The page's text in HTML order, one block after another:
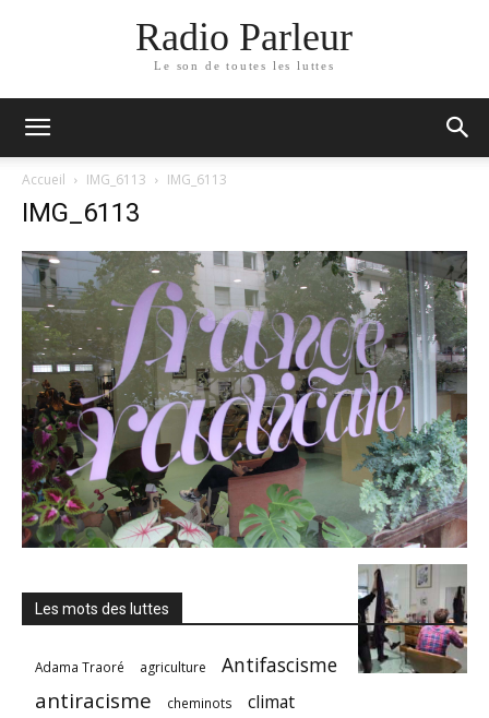
Radio Parleur
Le son de toutes les luttes
Accueil IMG_6113 IMG_6113
IMG_6113
Les mots des luttes
Adama Traoré agriculture Antifascisme
antiracisme cheminots climat